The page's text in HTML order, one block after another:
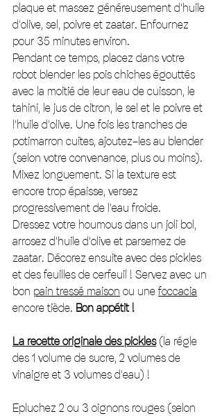
plaque et massez généreusement d'huile
d'olive, sel, poivre et zaatar. Enfournez
pour 35 minutes environ.
Pendant ce temps, placez dans votre
robot blender les pois chiches égouttés
avec la moitié de leur eau de cuisson, le
tahini, le jus de citron, le sel et le poivre et
l'huile d'olive. Une fois les tranches de
potimarron cuites, ajoutez-les au blender
(selon votre convenance, plus ou moins).
Mixez longuement. Si la texture est
encore trop épaisse, versez
progressivement de l'eau froide.
Dressez votre houmous dans un joli bol,
arrosez d'huile d'olive et parsemez de
zaatar. Décorez ensuite avec des pickles
et des feuilles de cerfeuil ! Servez avec un
bon pain tressé maison ou une foccacia
encore tiède. Bon appétit !
La recette originale des pickles (la régle
des 1 volume de sucre, 2 volumes de
vinaigre et 3 volumes d'eau) !
Epluchez 2 ou 3 oignons rouges (selon